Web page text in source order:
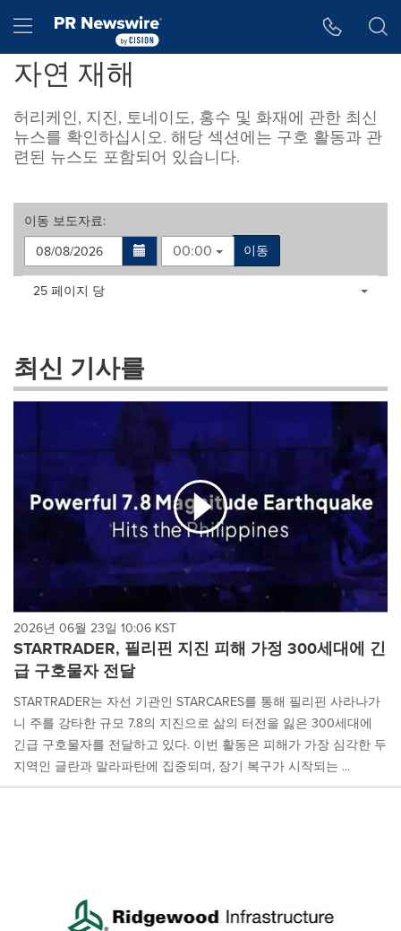
Hamburger menu
자연 재해
허리케인, 지진, 토네이도, 홍수 및 화재에 관한 최신
뉴스를 확인하십시오. 해당 섹션에는 구호 활동과 관
련된 뉴스도 포함되어 있습니다.
이동 보도자료:
00:00
이동
Making
these
dropdown
will
content
this
to
change.
update
as
each
option
is
selected.
Items per page:
25 페이지 당
최신 기사를
2026년 06월 23일 10:06 KST
STARTRADER, 필리핀 지진 피해 가정 300세대에 긴
급 구호물자 전달
STARTRADER는 자선 기관인 STARCARES를 통해 필리핀 사라나가
니 주를 강타한 규모 7.8의 지진으로 삶의 터전을 잃은 300세대에
긴급 구호물자를 전달하고 있다. 이번 활동은 피해가 가장 심각한 두
지역인 글란과 말라파탄에 집중되며, 장기 복구가 시작되는 ...